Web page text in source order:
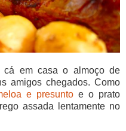
cá em casa o almoço de
amigos chegados. Como
e presunto e o prato
assada lentamente no